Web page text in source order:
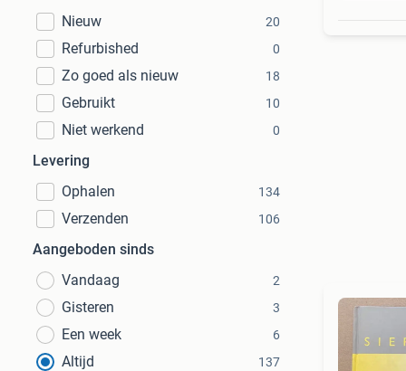
Nieuw
20
Refurbished 0
Zo goed als nieuw 18
Gebruikt 10
Niet werkend 0
Levering
Ophalen
134
Verzenden 106
Aangeboden sinds
Vandaag
2
Gisteren 3
Een week 6
Altijd 137